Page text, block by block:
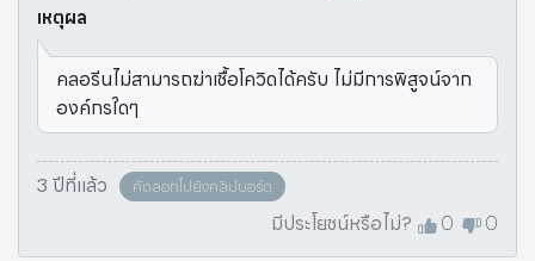
เหตุผล
คลอรีนไม่สามารถฆ่าเชื้อโควิดได้ครับ ไม่มีการพิสูจน์จาก
องค์กรใดๆ
3 ปีที่แล้ว คัดลอกไปยังคลิปบอร์ด
มีประโยชน์หรือไม่? 0 0